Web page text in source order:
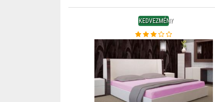
KEDVEZMÉNY